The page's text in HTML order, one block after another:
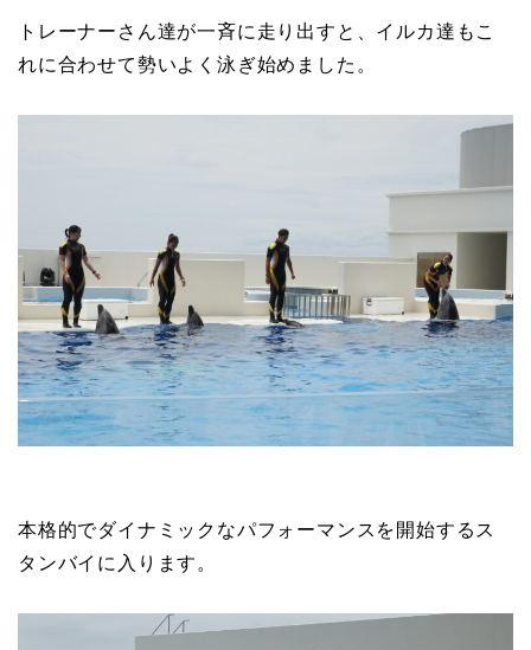
トレーナーさん達が一斉に走り出すと、イルカ達もこ
れに合わせて勢いよく泳ぎ始めました。
本格的でダイナミックなパフォーマンスを開始するス
タンバイに入ります。